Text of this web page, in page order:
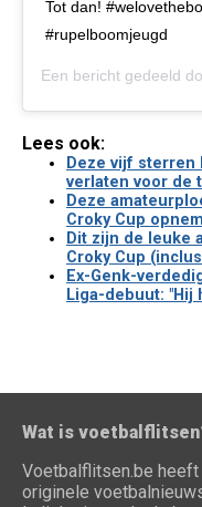
Tot dan!
#rupelboomjeugd
Een bericht gedeeld
Lees ook:
Deze vijf sterren
verlaten voor de
Deze
Croky Cup
Dit zijn de leuke
Croky Cup
Ex-Genk-
Liga-debuut:
Wat is
Voetbalflitsen.be
originele